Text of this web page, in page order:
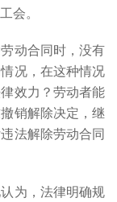
会。
动合同时，没有
况，在这种情况
效力？劳动者能
销解除决定，继
法解除劳动合同
为，法律明确规